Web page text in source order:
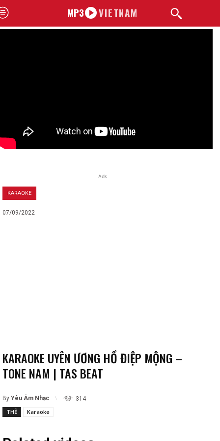
MP3 VIETNAM
Ads
KARAOKE
07/09/2022
KARAOKE UYÊN ƯƠNG HỒ ĐIỆP MỘNG –
TONE NAM | TAS BEAT
By Yêu Âm Nhạc 314
THẺ Karaoke